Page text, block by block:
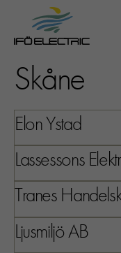
Skåne
Elon Ystad
Lassessons
Tranes
Ljusmiljö AB